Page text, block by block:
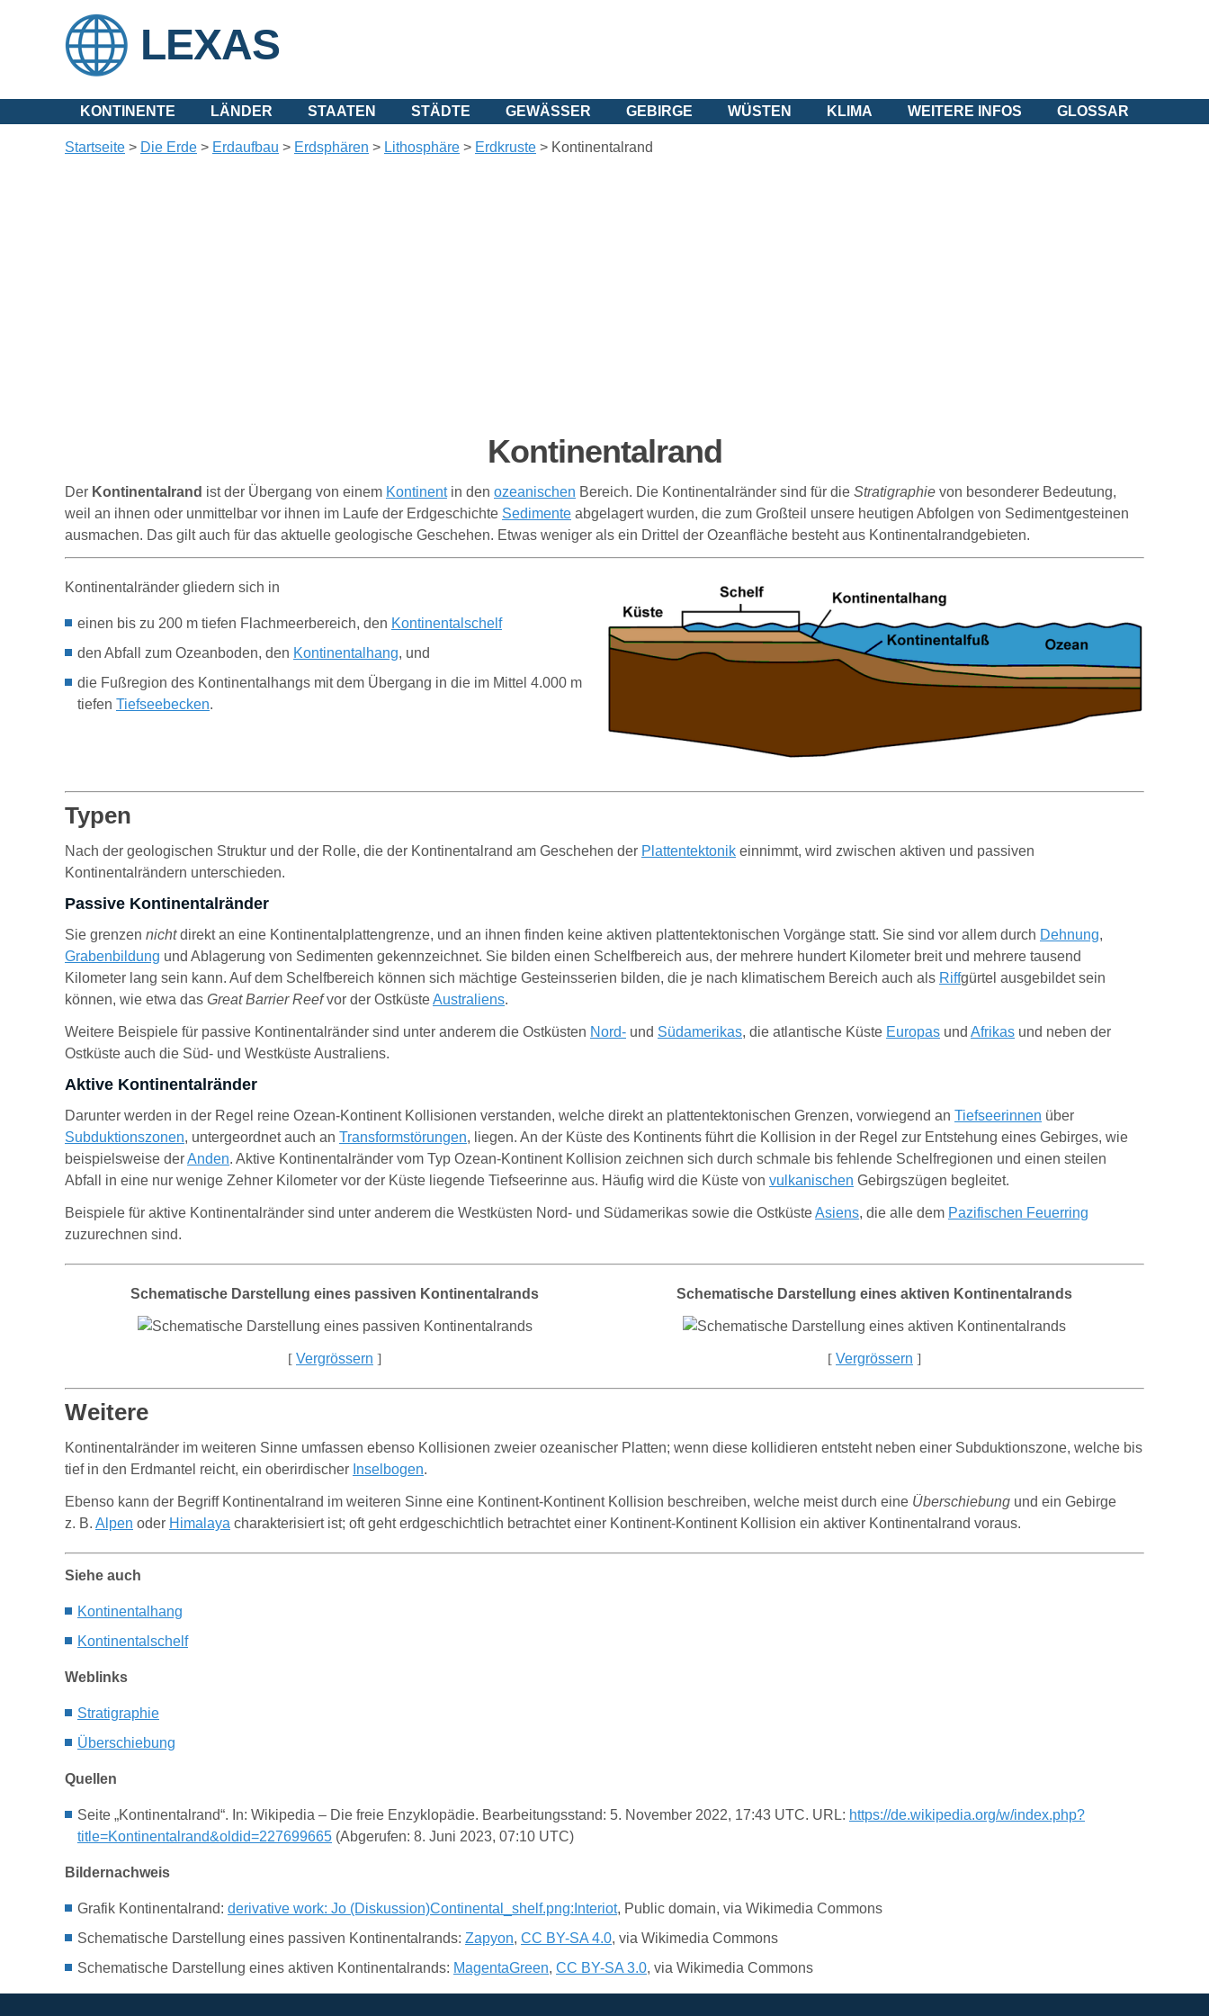
LEXAS
KONTINENTE LÄNDER STAATEN STÄDTE GEWÄSSER GEBIRGE WÜSTEN KLIMA WEITERE INFOS GLOSSAR
Startseite > Die Erde > Erdaufbau > Erdsphären > Lithosphäre > Erdkruste > Kontinentalrand
Kontinentalrand
Der Kontinentalrand ist der Übergang von einem Kontinentin den ozeanischen Bereich. Die Kontinentalränder sind für die Stratigraphie von besonderer Bedeutung,
weil an ihnen oder unmittelbar vor ihnen im Laufe der Erdgeschichte Sedimente abgelagert wurden, die zum Großteil unsere heutigen Abfolgen von Sedimentgesteinen
ausmachen. Das gilt auch für das aktuelle geologische Geschehen. Etwas weniger als ein Drittel der Ozeanfläche besteht aus Kontinentalrandgebieten.
Kontinentalränder gliedern sich in
einen bis zu 200 m tiefen Flachmeerbereich, den Kontinentalschelf
den Abfall zum Ozeanboden, den Kontinentalhang, und
die Fußregion des Kontinentalhangs mit dem Übergang in die im Mittel 4.000 m
tiefen Tiefseebecken.
Typen
Nach der geologischen Struktur und der Rolle, die der Kontinentalrand am Geschehen der Plattentektonik einnimmt, wird zwischen aktiven und passiven
Kontinentalrändern unterschieden.
Passive Kontinentalränder
Sie grenzen nichtdirekt an eine Kontinentalplattengrenze, und an ihnen finden keine aktiven plattentektonischen Vorgänge statt. Sie sind vor allem durch Dehnung,
Grabenbildung und Ablagerung von Sedimenten gekennzeichnet. Sie bilden einen Schelfbereich aus, der mehrere hundert Kilometer breit und mehrere tausend
Kilometer lang sein kann. Auf dem Schelfbereich können sich mächtige Gesteinsserien bilden, die je nach klimatischem Bereich auch als Riffgürtel ausgebildet sein
können, wie etwa das Great Barrier Reefvor der OstküsteAustraliens.
Weitere Beispiele für passive Kontinentalränder sind unter anderem die Ostküsten Nord- und Südamerikas, die atlantische Küste Europas und Afrikas und neben der
Ostküste auch die Süd- und Westküste Australiens.
Aktive Kontinentalränder
Darunter werden in der Regel reine Ozean-Kontinent Kollisionen verstanden, welche direkt an plattentektonischen Grenzen, vorwiegend an Tiefseerinnen über
Subduktionszonen, untergeordnet auch an Transformstörungen, liegen. An der Küste des Kontinents führt die Kollision in der Regel zur Entstehung eines Gebirges, wie
beispielsweise derAnden. Aktive Kontinentalränder vom Typ Ozean-Kontinent Kollision zeichnen sich durch schmale bis fehlende Schelfregionen und einen steilen
Abfall in eine nur wenige Zehner Kilometer vor der Küste liegende Tiefseerinne aus. Häufig wird die Küste von vulkanischen Gebirgszügen begleitet.
Beispiele für aktive Kontinentalränder sind unter anderem die Westküsten Nord- und Südamerikas sowie die OstküsteAsiens, die alle dem Pazifischen Feuerring
zuzurechnen sind.
Schematische Darstellung eines passiven Kontinentalrands
[ Vergrössern ]
Schematische Darstellung eines aktiven Kontinentalrands
[ Vergrössern ]
Weitere
Kontinentalränder im weiteren Sinne umfassen ebenso Kollisionen zweier ozeanischer Platten; wenn diese kollidieren entsteht neben einer Subduktionszone, welche bis
tief in den Erdmantel reicht, ein oberirdischer Inselbogen.
Ebenso kann der Begriff Kontinentalrand im weiteren Sinne eine Kontinent-Kontinent Kollision beschreiben, welche meist durch eine Überschiebung und ein Gebirge
z. B. Alpen oder Himalaya charakterisiert ist; oft geht erdgeschichtlich betrachtet einer Kontinent-Kontinent Kollision ein aktiver Kontinentalrand voraus.
Siehe auch
Kontinentalhang
Kontinentalschelf
Weblinks
Stratigraphie
Überschiebung
Quellen
Seite „Kontinentalrand“. In: Wikipedia – Die freie Enzyklopädie. Bearbeitungsstand: 5. November 2022, 17:43 UTC. URL: https://de.wikipedia.org/w/index.php?
title=Kontinentalrand&oldid=227699665 (Abgerufen: 8. Juni 2023, 07:10 UTC)
Bildernachweis
Grafik Kontinentalrand: derivative work: Jo (Diskussion)Continental_shelf.png:Interiot, Public domain, via Wikimedia Commons
Schematische Darstellung eines passiven Kontinentalrands: Zapyon, CC BY-SA 4.0, via Wikimedia Commons
Schematische Darstellung eines aktiven Kontinentalrands: MagentaGreen, CC BY-SA 3.0, via Wikimedia Commons